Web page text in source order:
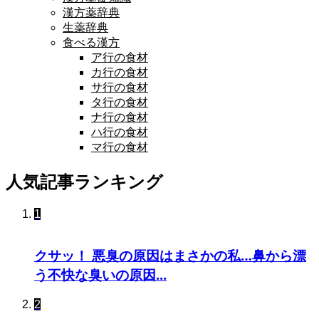
漢方薬辞典
生薬辞典
食べる漢方
ア行の食材
カ行の食材
サ行の食材
タ行の食材
ナ行の食材
ハ行の食材
マ行の食材
人気記事ランキング
1
クサッ！ 悪臭の原因はまさかの私…鼻から漂
う不快な臭いの原因...
2